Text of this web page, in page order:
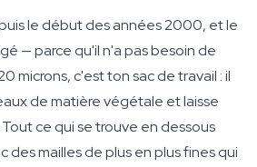
le début des années 2000, et le
— parce qu'il n'a pas besoin de
microns, c'est ton sac de travail : il
de matière végétale et laisse
ce qui se trouve en dessous
des mailles de plus en plus fines qui